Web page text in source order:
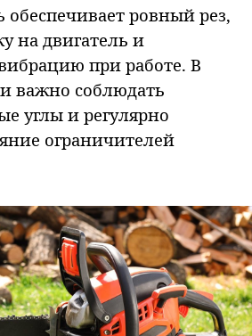
обеспечивает ровный рез,
на двигатель и
при работе. В
важно соблюдать
углы и регулярно
ограничителей